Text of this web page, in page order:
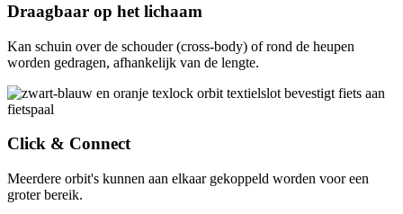
Draagbaar op het lichaam
Kan schuin over de schouder (cross-body) of rond de heupen
worden gedragen, afhankelijk van de lengte.
Click & Connect
Meerdere orbit's kunnen aan elkaar gekoppeld worden voor een
groter bereik.